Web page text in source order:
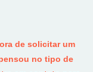
de solicitar um
no tipo de